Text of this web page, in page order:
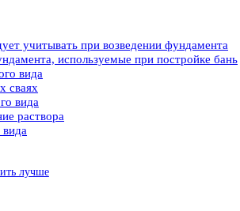
учитывать при возведении фундамента
используемые при постройке бань
вида
сваях
вида
раствора
лучше